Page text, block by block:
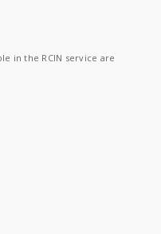
in the RCIN service are